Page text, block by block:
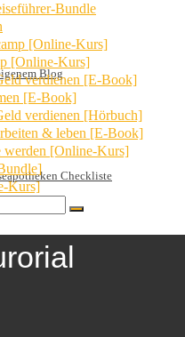
Blog
Checkliste
Bundle
[Online-Kurs]
[Online-Kurs]
verdienen [E-Book]
[E-Book]
verdienen [Hörbuch]
& leben [E-Book]
werden [Online-Kurs]
Kurs]